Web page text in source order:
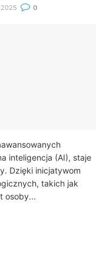
0
inteligencja (AI), staje
Dzięki inicjatywom
takich jak
osoby...